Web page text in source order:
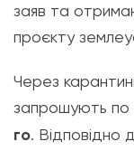
заяв та
проєкту
Через
запрошують по
го. Відповідно